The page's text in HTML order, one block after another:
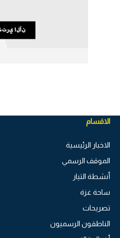
الاقسام
الاخبار الرئيسية
الموقف الرسمي
أنشطة التيار
ساحة غزة
تصريحات
الناطقون الرسميون